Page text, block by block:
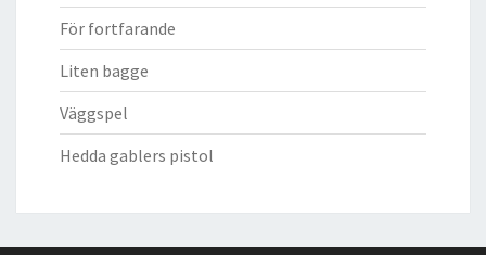
För fortfarande
Liten bagge
Väggspel
Hedda gablers pistol